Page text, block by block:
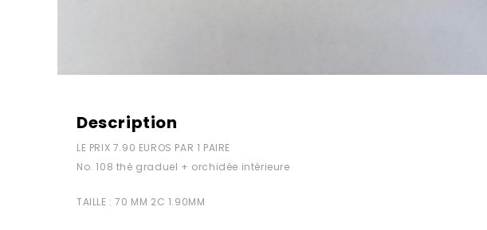
Description
LE PRIX 7.90 EUROS PAR 1 PAIRE
No. 108 thé graduel + orchidée intérieure
TAILLE : 70 MM 2C 1.90MM